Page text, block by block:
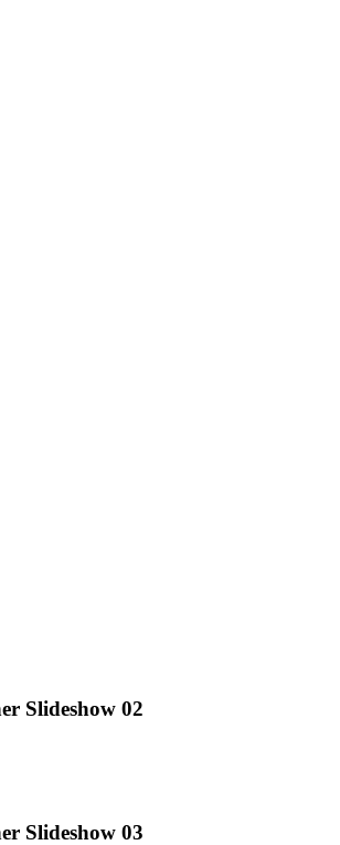
Slideshow 02
Slideshow 03